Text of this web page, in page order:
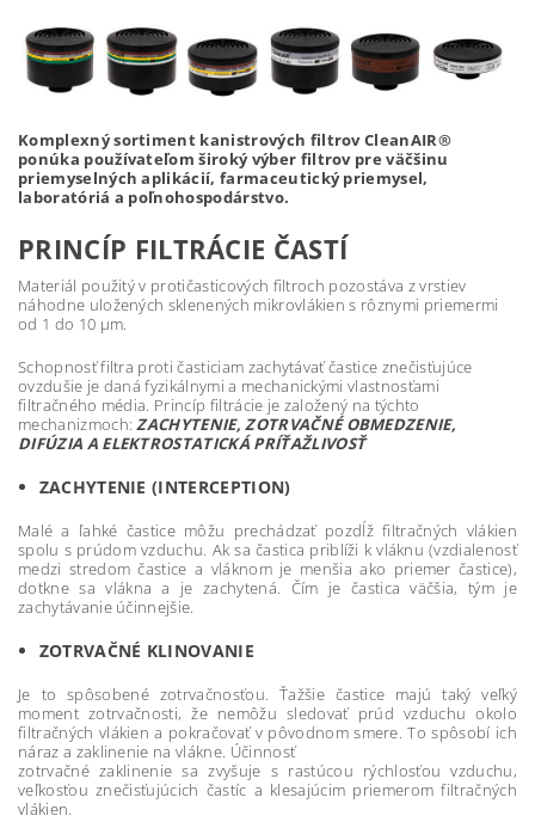
Komplexný sortiment kanistrových filtrov CleanAIR®
ponúka používateľom široký výber filtrov pre väčšinu
priemyselných aplikácií, farmaceutický priemysel,
laboratóriá a poľnohospodárstvo.
PRINCÍP FILTRÁCIE ČASTÍ
Materiál použitý v protičasticových filtroch pozostáva z vrstiev
náhodne uložených sklenených mikrovlákien s rôznymi priemermi
od 1 do 10 μm.
Schopnosť filtra proti časticiam zachytávať častice znečisťujúce
ovzdušie je daná fyzikálnymi a mechanickými vlastnosťami
filtračného média. Princíp filtrácie je založený na týchto
mechanizmoch:ZACHYTENIE, ZOTRVAČNÉ OBMEDZENIE,
DIFÚZIA A ELEKTROSTATICKÁ PRÍŤAŽLIVOSŤ
ZACHYTENIE (INTERCEPTION)
Malé a ľahké častice môžu prechádzať pozdĺž filtračných vlákien
spolu s prúdom vzduchu. Ak sa častica priblíži k vláknu (vzdialenosť
medzi stredom častice a vláknom je menšia ako priemer častice),
dotkne sa vlákna a je zachytená. Čím je častica väčšia, tým je
zachytávanie účinnejšie.
ZOTRVAČNÉ KLINOVANIE
Je to spôsobené zotrvačnosťou. Ťažšie častice majú taký veľký
moment zotrvačnosti, že nemôžu sledovať prúd vzduchu okolo
filtračných vlákien a pokračovať v pôvodnom smere. To spôsobí ich
náraz a zaklinenie na vlákne. Účinnosť
zotrvačné zaklinenie sa zvyšuje s rastúcou rýchlosťou vzduchu,
veľkosťou znečisťujúcich častíc a klesajúcim priemerom filtračných
vlákien.